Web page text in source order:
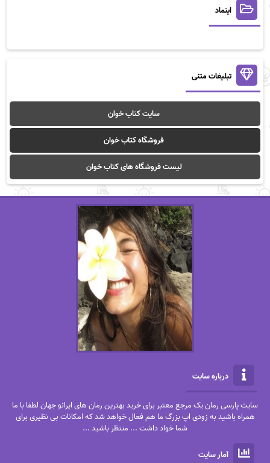
اینماد
تبلیغات متنی
سایت کتاب خوان
فروشگاه کتاب خوان
لیست فروشگاه های کتاب خوان
درباره سایت
سایت پارسی رمان یک مرجع معتبر برای خرید بهترین رمان های ایرانو جهان لطفا با ما
همراه باشید به زودی اپ بزرگ ما هم فعال خواهد شد که امکانات بی نظیری برای
شما خواد داشت ... منتظر باشید ...
آمار سایت